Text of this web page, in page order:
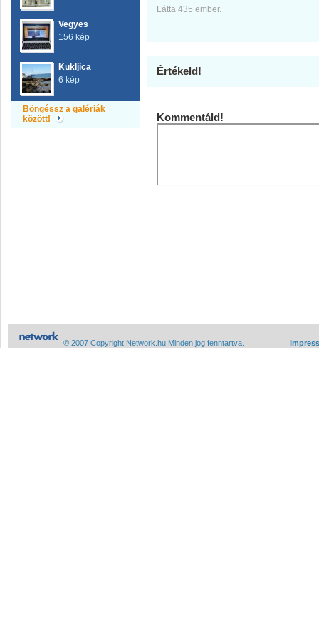
Vegyes
156 kép
Kukljica
6 kép
Böngéssz a galériák
között!
Látta 435 ember.
Értékeld!
Kommentáld!
© 2007 Copyright Network.hu Minden jog fenntartva.